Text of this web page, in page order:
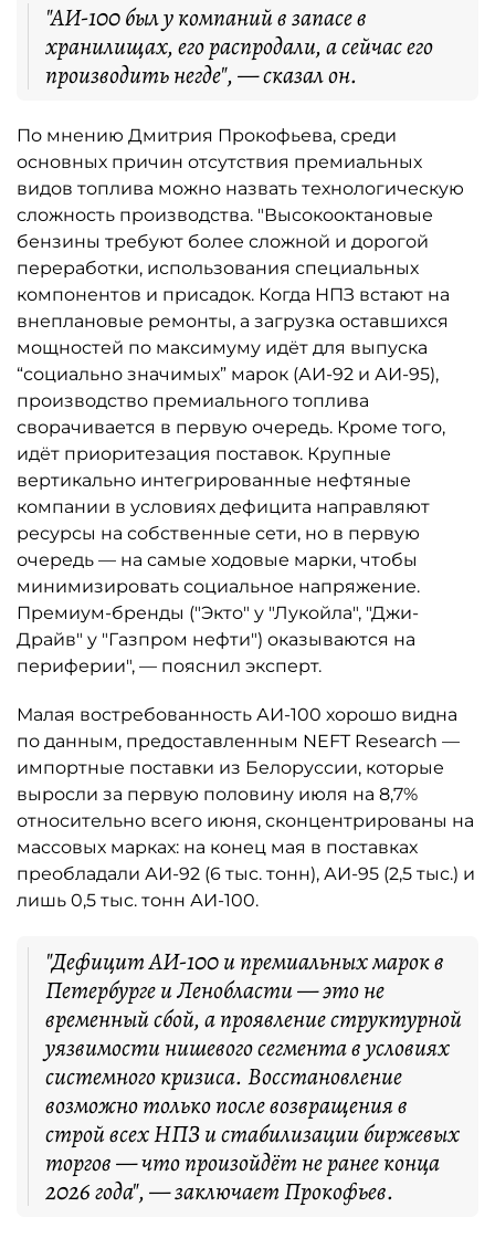
"АИ-100 был у компаний в запасе в
хранилищах, его распродали, а сейчас его
производить негде", — сказал он.
По мнению Дмитрия Прокофьева, среди
основных причин отсутствия премиальных
видов топлива можно назвать технологическую
сложность производства. "Высокооктановые
бензины требуют более сложной и дорогой
переработки, использования специальных
компонентов и присадок. Когда НПЗ встают на
внеплановые ремонты, а загрузка оставшихся
мощностей по максимуму идёт для выпуска
“социально значимых” марок (АИ-92 и АИ-95),
производство премиального топлива
сворачивается в первую очередь. Кроме того,
идёт приоритезация поставок. Крупные
вертикально интегрированные нефтяные
компании в условиях дефицита направляют
ресурсы на собственные сети, но в первую
очередь — на самые ходовые марки, чтобы
минимизировать социальное напряжение.
Премиум-бренды ("Экто" у "Лукойла", "Джи-
Драйв" у "Газпром нефти") оказываются на
периферии", — пояснил эксперт.
Малая востребованность АИ-100 хорошо видна
по данным, предоставленным NEFT Research —
импортные поставки из Белоруссии, которые
выросли за первую половину июля на 8,7%
относительно всего июня, сконцентрированы на
массовых марках: на конец мая в поставках
преобладали АИ-92 (6 тыс. тонн), АИ-95 (2,5 тыс.) и
лишь 0,5 тыс. тонн АИ-100.
"Дефицит АИ-100 и премиальных марок в
Петербурге и Ленобласти — это не
временный сбой, а проявление структурной
уязвимости нишевого сегмента в условиях
системного кризиса. Восстановление
возможно только после возвращения в
строй всех НПЗ и стабилизации биржевых
торгов — что произойдёт не ранее конца
2026 года", — заключает Прокофьев.